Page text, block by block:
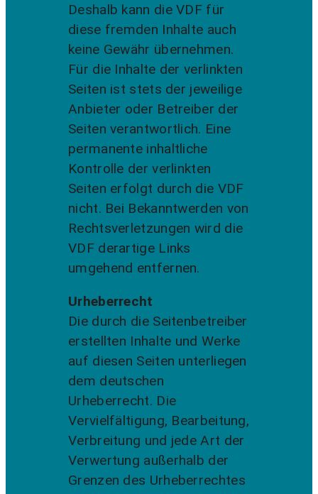
Deshalb kann die VDF für
diese fremden Inhalte auch
keine Gewähr übernehmen.
Für die Inhalte der verlinkten
Seiten ist stets der jeweilige
Anbieter oder Betreiber der
Seiten verantwortlich. Eine
permanente inhaltliche
Kontrolle der verlinkten
Seiten erfolgt durch die VDF
nicht. Bei Bekanntwerden von
Rechtsverletzungen wird die
VDF derartige Links
umgehend entfernen.
Urheberrecht
Die durch die Seitenbetreiber
erstellten Inhalte und Werke
auf diesen Seiten unterliegen
dem deutschen
Urheberrecht. Die
Vervielfältigung, Bearbeitung,
Verbreitung und jede Art der
Verwertung außerhalb der
Grenzen des Urheberrechtes